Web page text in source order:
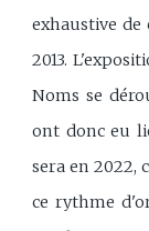
exhaustive
2013.
Noms se
ont donc eu
sera en 2022,
ce rythme